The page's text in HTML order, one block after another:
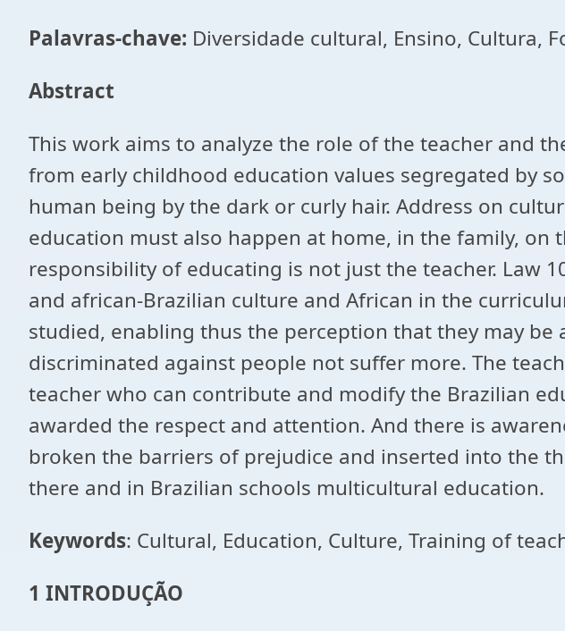
Palavras-chave: Diversidade cultural, Ensino, Cultura,
Abstract
This work aims to analyze the role of the teacher and
from early childhood education values ​​segregated by
human being by the dark or curly hair. Address on
education must also happen at home, in the family,
responsibility of educating is not just the teacher. Law
and african-Brazilian culture and African in the
studied, enabling thus the perception that they may
discriminated against people not suffer more. The
teacher who can contribute and modify the Brazilian
awarded the respect and attention. And there is
broken the barriers of prejudice and inserted into the
there and in Brazilian schools multicultural education.
Keywords: Cultural, Education, Culture, Training of
1 INTRODUÇÃO